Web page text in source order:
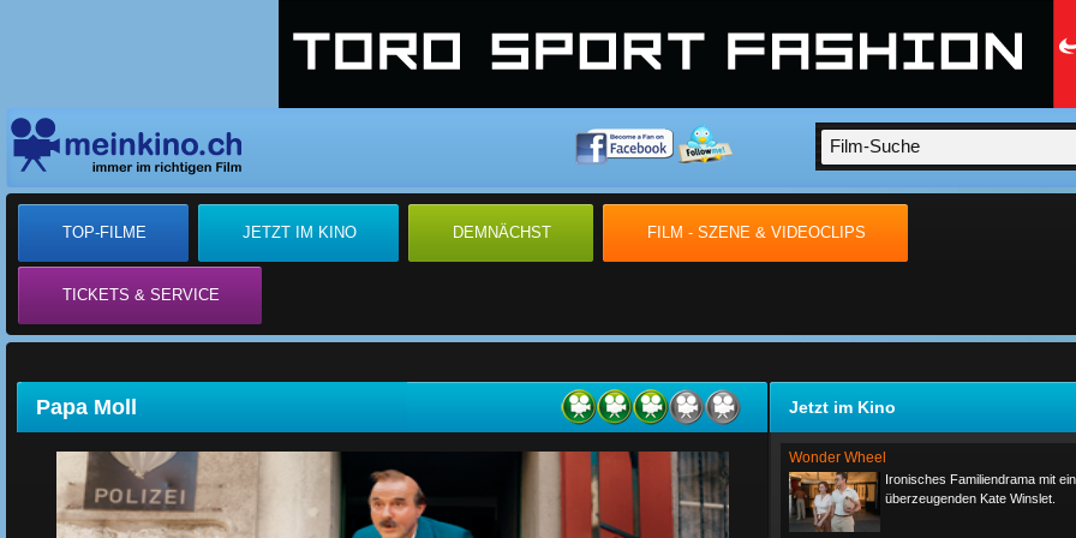
TOP-FILME JETZT IM KINO DEMNÄCHST FILM - SZENE & VIDEOCLIPS
TICKETS & SERVICE
Jetzt im Kino
Wonder Wheel
Ironisches Familiendrama mit
überzeugenden Kate Winslet.
Papa Moll